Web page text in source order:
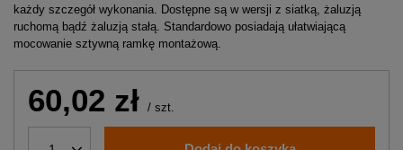
każdy szczegół wykonania. Dostępne są w wersji z siatką, żaluzją
ruchomą bądź żaluzją stałą. Standardowo posiadają ułatwiającą
mocowanie sztywną ramkę montażową.
60,02 zł / szt.